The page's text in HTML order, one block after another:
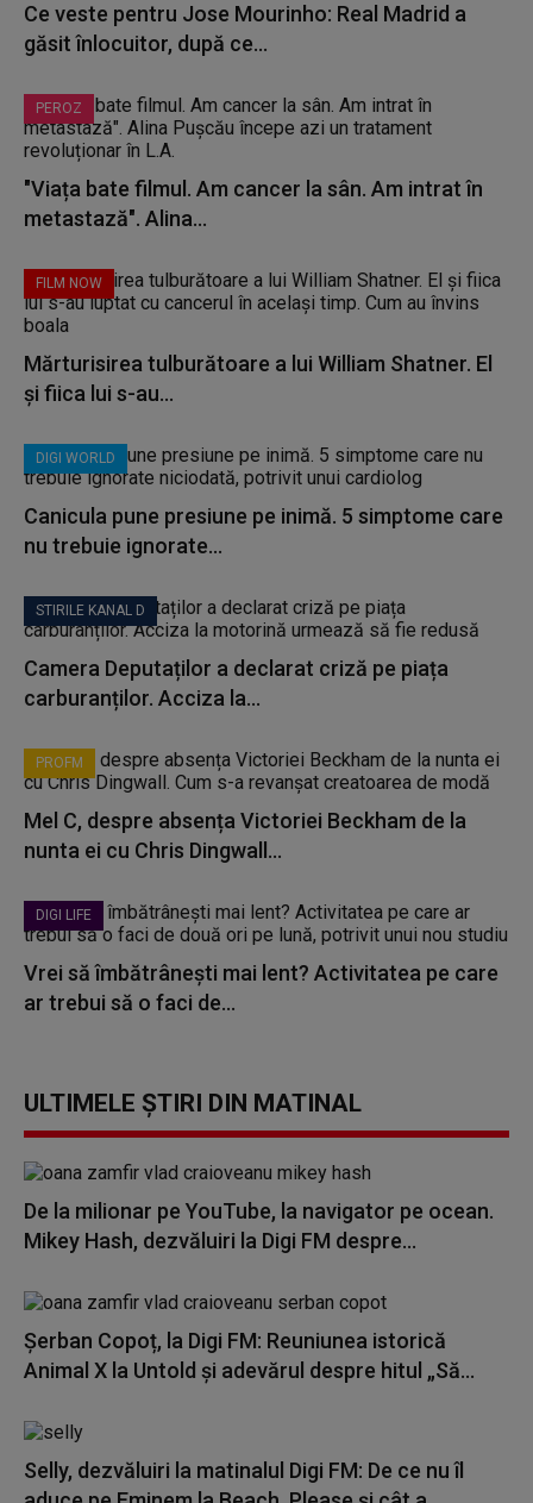
Ce veste pentru Jose Mourinho: Real Madrid a
găsit înlocuitor, după ce...
PEROZ
"Viața bate filmul. Am cancer la sân. Am intrat în
metastază". Alina...
FILM NOW
Mărturisirea tulburătoare a lui William Shatner. El
și fiica lui s-au...
DIGI WORLD
Canicula pune presiune pe inimă. 5 simptome care
nu trebuie ignorate...
STIRILE KANAL D
Camera Deputaților a declarat criză pe piața
carburanților. Acciza la...
PROFM
Mel C, despre absența Victoriei Beckham de la
nunta ei cu Chris Dingwall...
DIGI LIFE
Vrei să îmbătrânești mai lent? Activitatea pe care
ar trebui să o faci de...
ULTIMELE ȘTIRI DIN MATINAL
De la milionar pe YouTube, la navigator pe ocean.
Mikey Hash, dezvăluiri la Digi FM despre...
Șerban Copoț, la Digi FM: Reuniunea istorică
Animal X la Untold și adevărul despre hitul „Să...
Selly, dezvăluiri la matinalul Digi FM: De ce nu îl